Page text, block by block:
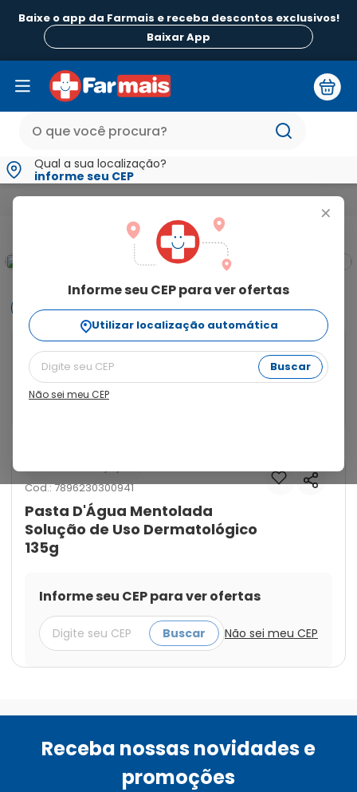
Baixe o app da Farmais e receba descontos exclusivos!
Baixar App
Qual a sua localização?
informe seu CEP
+
Informe seu CEP para ver ofertas
Utilizar localização automática
Buscar
Não sei meu CEP
Pasta D'Água Mentolada
Informações
Descrição
Pasta D'água é um composto utilizado como;
Antisséptico, secativo e cicatrizante para aliviar
sintomas e criar barreira protetora contra agressões
Cod.:7896230300941
Pasta D'Água Mentolada
Solução de Uso Dermatológico
135g
Informe seu CEP para ver ofertas
Buscar Não sei meu CEP
Receba nossas novidades e
promoções